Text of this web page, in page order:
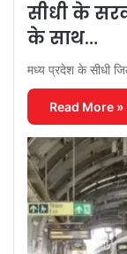
सीधी के
के साथ…
मध्य प्रदेश के सीधी
Read More »